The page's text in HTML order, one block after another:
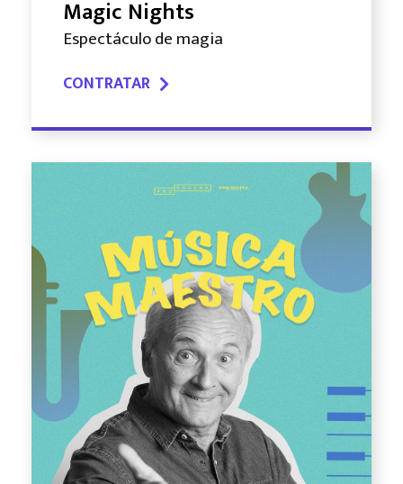
Magic Nights
Espectáculo de magia
CONTRATAR